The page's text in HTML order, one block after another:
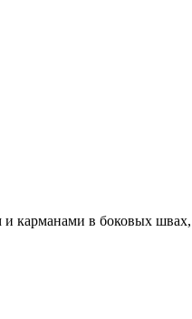
карманами в боковых швах,